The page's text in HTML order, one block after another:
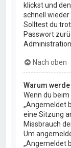
klickst und
schnell wieder
Solltest du
Passwort
Administration.
Nach oben
Warum
Wenn du
„Angemeldet
eine Sitzung
Missbrauch
Um
„Angemeldet